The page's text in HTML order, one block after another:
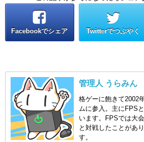
Facebookでシェア Twitterでつぶやく
管理人 うらみん
格ゲーに飽きて2002
ムに参入。主にFPS
います。FPSでは大
と対戦したことがあ
す。